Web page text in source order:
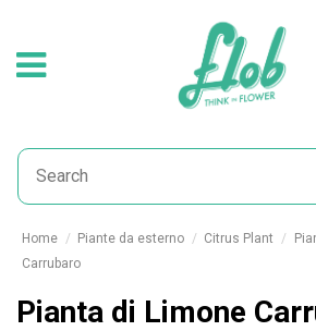
Home Piante da esterno Citrus Plant
Carrubaro
Pianta di Limone